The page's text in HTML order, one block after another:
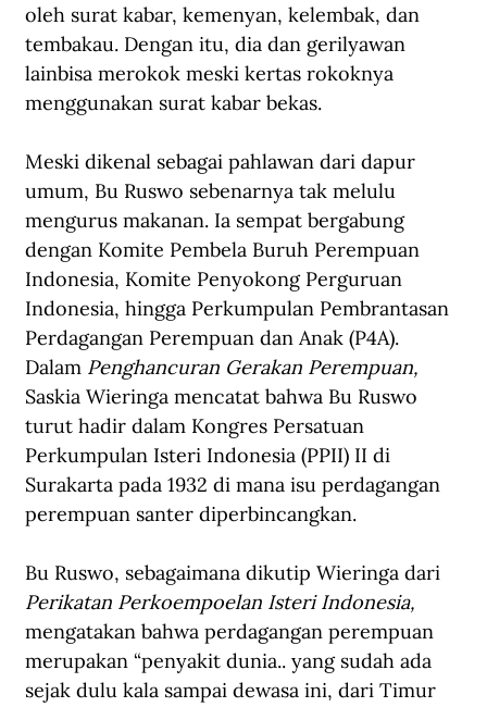
oleh surat kabar, kemenyan, kelembak, dan
tembakau. Dengan itu, dia dan gerilyawan
lainbisa merokok meski kertas rokoknya
menggunakan surat kabar bekas.
Meski dikenal sebagai pahlawan dari dapur
umum, Bu Ruswo sebenarnya tak melulu
mengurus makanan. Ia sempat bergabung
dengan Komite Pembela Buruh Perempuan
Indonesia, Komite Penyokong Perguruan
Indonesia, hingga Perkumpulan Pembrantasan
Perdagangan Perempuan dan Anak (P4A).
Dalam Penghancuran Gerakan Perempuan,
Saskia Wieringa mencatat bahwa Bu Ruswo
turut hadir dalam Kongres Persatuan
Perkumpulan Isteri Indonesia (PPII) II di
Surakarta pada 1932 di mana isu perdagangan
perempuan santer diperbincangkan.
Bu Ruswo, sebagaimana dikutip Wieringa dari
Perikatan Perkoempoelan Isteri Indonesia,
mengatakan bahwa perdagangan perempuan
merupakan “penyakit dunia.. yang sudah ada
sejak dulu kala sampai dewasa ini, dari Timur